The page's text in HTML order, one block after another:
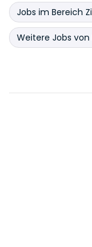
Jobs im Bereich
Weitere Jobs von